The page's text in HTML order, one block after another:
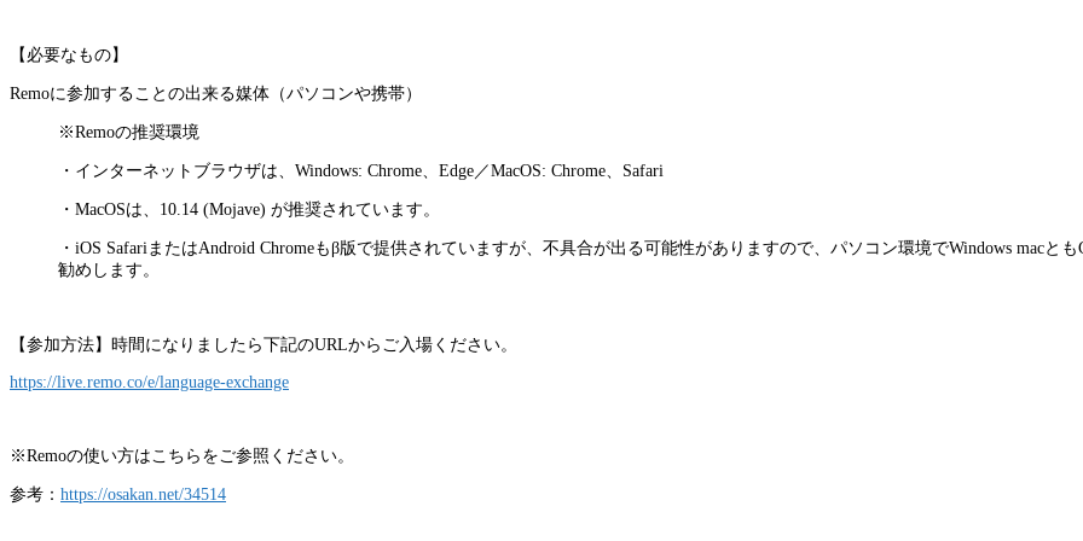
【必要なもの】
Remoに参加することの出来る媒体（パソコンや携帯）
※Remoの推奨環境
・インターネットブラウザは、Windows: Chrome、Edge／MacOS: Chrome、Safari
・MacOSは、10.14 (Mojave) が推奨されています。
・iOS SafariまたはAndroid Chromeもβ版で提供されていますが、不具合が出る可能性がありますので、パソコン環境でWindows macと
勧めします。
【参加方法】時間になりましたら下記のURLからご入場ください。
https://live.remo.co/e/language-exchange
※Remoの使い方はこちらをご参照ください。
参考： https://osakan.net/34514